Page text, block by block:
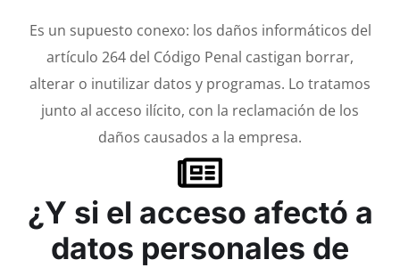
Es un supuesto conexo: los daños informáticos del
artículo 264 del Código Penal castigan borrar,
alterar o inutilizar datos y programas. Lo tratamos
junto al acceso ilícito, con la reclamación de los
daños causados a la empresa.
¿Y si el acceso afectó a
datos personales de